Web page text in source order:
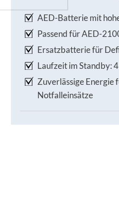
AED-Batterie mit
Passend für AED-
Ersatzbatterie für
Laufzeit im Standby:
Zuverlässige Energie
Notfalleinsätze